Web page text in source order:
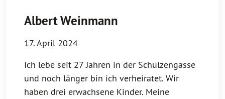
Albert Weinmann
17. April 2024
Ich lebe seit 27 Jahren in der Schulzengasse
und noch länger bin ich verheiratet. Wir
haben drei erwachsene Kinder. Meine